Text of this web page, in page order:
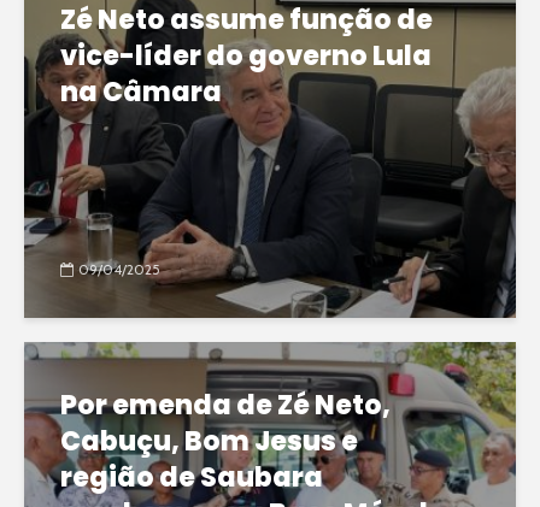
Zé Neto assume função de
vice-líder do governo Lula
na Câmara
09/04/2025
Por emenda de Zé Neto,
Cabuçu, Bom Jesus e
região de Saubara